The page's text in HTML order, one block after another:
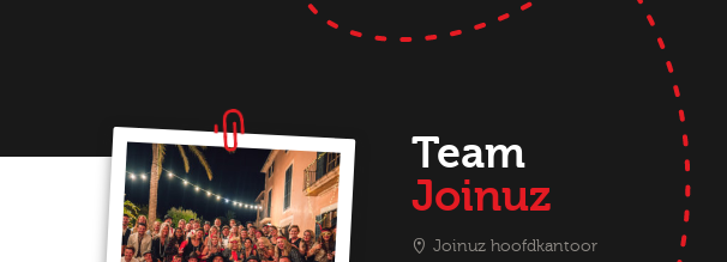
Team
Joinuz
Joinuz hoofdkantoor